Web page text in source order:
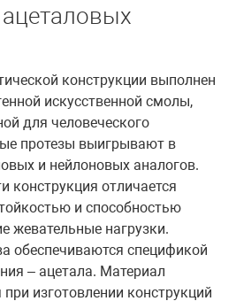
конструкции выполнен
искусственной смолы,
для человеческого
протезы выигрывают в
и нейлоновых аналогов.
конструкция отличается
и способностью
жевательные нагрузки.
обеспечиваются спецификой
– ацетала. Материал
изготовлении конструкций